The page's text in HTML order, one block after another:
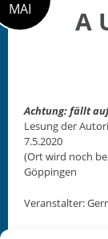
MAI
A
Achtung: fällt
Lesung der
7.5.2020
(Ort wird noch
Göp­pin­gen
Ver­anstal­ter: